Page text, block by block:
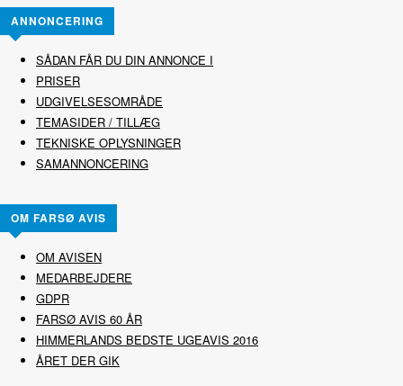
ANNONCERING
SÅDAN FÅR DU DIN ANNONCE I
PRISER
UDGIVELSESOMRÅDE
TEMASIDER / TILLÆG
TEKNISKE OPLYSNINGER
SAMANNONCERING
OM FARSØ AVIS
OM AVISEN
MEDARBEJDERE
GDPR
FARSØ AVIS 60 ÅR
HIMMERLANDS BEDSTE UGEAVIS 2016
ÅRET DER GIK